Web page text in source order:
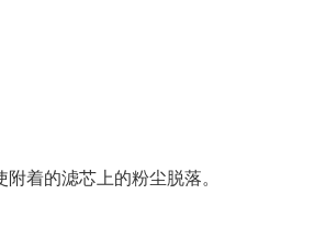
着的滤芯上的粉尘脱落。